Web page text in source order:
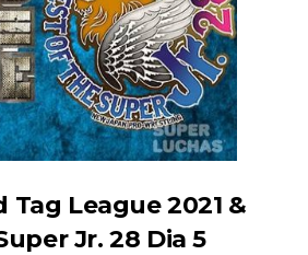
MEXICO: The Death
caótico após confusão
e Young Bucks
se do NXT após derrota
Tag League 2021 &
Jr. 28 Dia 5